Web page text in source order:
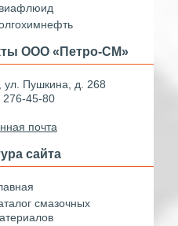
ООО «Петро-СМ»
Пушкина, д. 268
276-45-80
почта
сайта
смазочных